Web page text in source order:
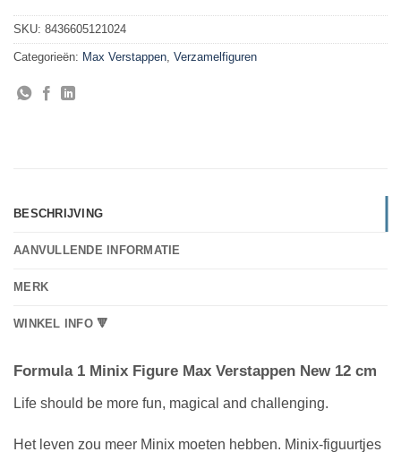
SKU: 8436605121024
Categorieën: Max Verstappen Verzamelfiguren
BESCHRIJVING
AANVULLENDE INFORMATIE
MERK
WINKEL INFO 🔻
Formula 1 Minix Figure Max Verstappen New 12 cm
Life should be more fun, magical and challenging.
Het leven zou meer Minix moeten hebben. Minix-figuurtjes